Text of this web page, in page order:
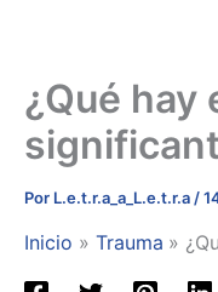
¿Qué hay
Por L.e.t.r.a_a_L.e.t.r.a /
Inicio Trauma